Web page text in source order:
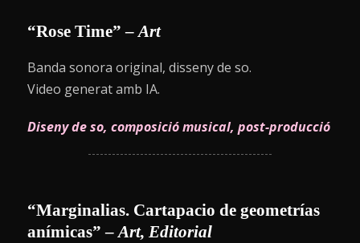
“Rose Time” –Art
Banda sonora original, disseny de so.
Video generat amb IA.
Diseny de so, composició musical, post-producció
“Marginalias. Cartapacio de geometrías
anímicas” –Art, Editorial